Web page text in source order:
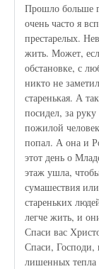
Прошло больше
очень часто я
престарелых.
жить. Может,
обстановке, с
никто не
старенькая. А
посидел, за
пожилой
попал. А она и
этот день о
этаж ушла,
сумашествия
стареньких
легче жить, и
Спаси вас
Спаси, Господи,
лишенных тепла